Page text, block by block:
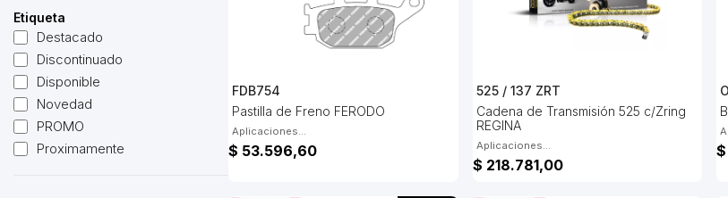
Lubricantes
O-Ring
Pernos
Posapíe
Reductores de Bujía
Registros
Resortes
Etiqueta
Destacado
Discontinuado
Disponible
Novedad
PROMO
Proximamente
FDB754
Pastilla de Freno FERODO
Aplicaciones...
$ 53.596,60
525 / 137 ZRT
Cadena de Transmisión 525 c/Zring
REGINA
Aplicaciones...
$ 218.781,00
$